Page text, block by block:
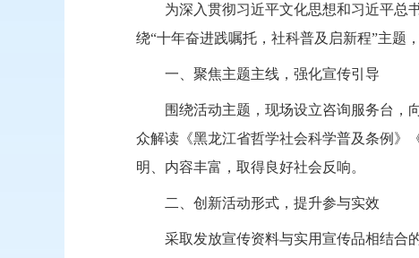
为深入贯彻习近平文化思想和习近平总
绕“十年奋进践嘱托 ， 社科普及启新程”主题
一、聚焦主题主线，强化宣传引导
围绕活动主题，现场设立咨询服务台，
众解读《黑龙江省哲学社会科学普及条例》
明、内容丰富，取得良好社会反响。
二、创新活动形式，提升参与实效
采取发放宣传资料与实用宣传品相结合